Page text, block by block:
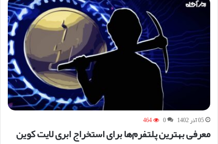
05 آذر 1402 0
464
معرفی بهترین پلتفرم‌ها برای استخراج ابری لایت کوین